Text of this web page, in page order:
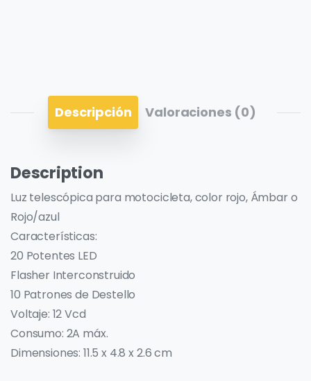
Descripción Valoraciones (0)
Description
Luz telescópica para motocicleta, color rojo, Ámbar o
Rojo/azul
Características:
20 Potentes LED
Flasher Interconstruido
10 Patrones de Destello
Voltaje: 12 Vcd
Consumo: 2A máx.
Dimensiones: 11.5 x 4.8 x 2.6 cm